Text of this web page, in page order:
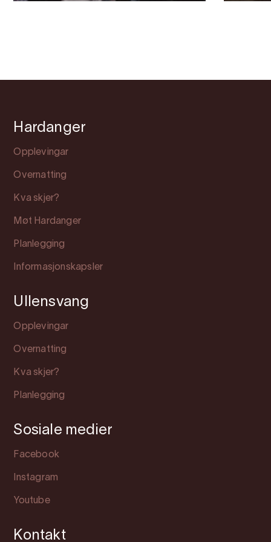
Hardanger
Opplevingar
Overnatting
Kva skjer?
Møt Hardanger
Planlegging
Informasjonskapsler
Ullensvang
Opplevingar
Overnatting
Kva skjer?
Planlegging
Sosiale medier
Facebook
Instagram
Youtube
Kontakt